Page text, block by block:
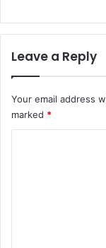
Leave a Reply
Your email address
marked *